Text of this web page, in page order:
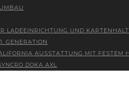
LADEEINRICHTUNG UND
GENERATION
AUSSTATTUNG MIT FESTEM
DOKA AXL